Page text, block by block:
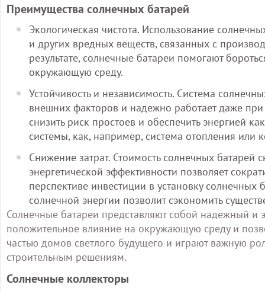
Преимущества солнечных батарей
Экологическая чистота. Использование
и других вредных веществ, связанных с
результате, солнечные батареи помогают
окружающую среду.
Устойчивость и независимость. Система
внешних факторов и надежно работает даже
снизить риск простоев и обеспечить энергией
системы, как, например, система отопления или
Снижение затрат. Стоимость солнечных
энергетической эффективности позволяет
перспективе инвестиции в установку
солнечной энергии позволит сэкономить
Солнечные батареи представляют собой надежный и
положительное влияние на окружающую среду и
частью домов светлого будущего и играют важную
строительным решениям.
Солнечные коллекторы